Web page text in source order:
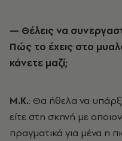
— Θέλεις να
Πώς το έχεις στο
κάνετε μαζί;
Μ.Κ.: Θα ήθελα να
είτε στη σκηνή με
πραγματικά για μένα η